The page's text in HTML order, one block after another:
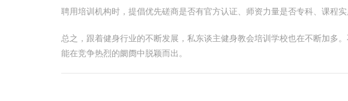
聘用培训机构时，提倡优先磋商是否有官方认证、师资力量是否专科、课程
总之，跟着健身行业的不断发展，私东谈主健身教会培训学校也在不断加多
能在竞争热烈的阛阓中脱颖而出。